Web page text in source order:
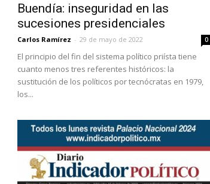
Buendía: inseguridad en las
sucesiones presidenciales
Carlos Ramírez - 29 de mayo de 2022 0
El principio del fin del sistema político priísta tiene
cuanto menos tres referentes históricos: la
sustitución de los políticos por tecnócratas en 1979,
los...